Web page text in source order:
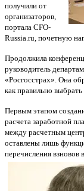
получили от
организаторов,
портала CFO-
Russia.ru, почетную
Продолжила
руководитель
«Росгосстрах». Она
как правильно
Первым этапом
расчета заработной
между расчетным
оставлены лишь
перечисления